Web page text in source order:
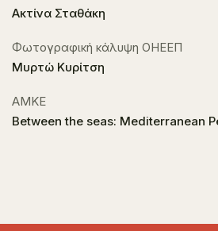
Ακτίνα Σταθάκη
Φωτογραφική κάλυψη ΟΗΕΕΠ
Μυρτώ Κυρίτση
ΑΜΚΕ
Between the seas: Mediterranean